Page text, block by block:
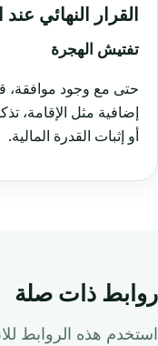
القرار النهائي عند
تفتيش الهجرة
حتى مع وجود موافقة،
إضافية مثل الإقامة،
أو إثبات القدرة المالية.
روابط ذات صلة
استخدم هذه الروابط